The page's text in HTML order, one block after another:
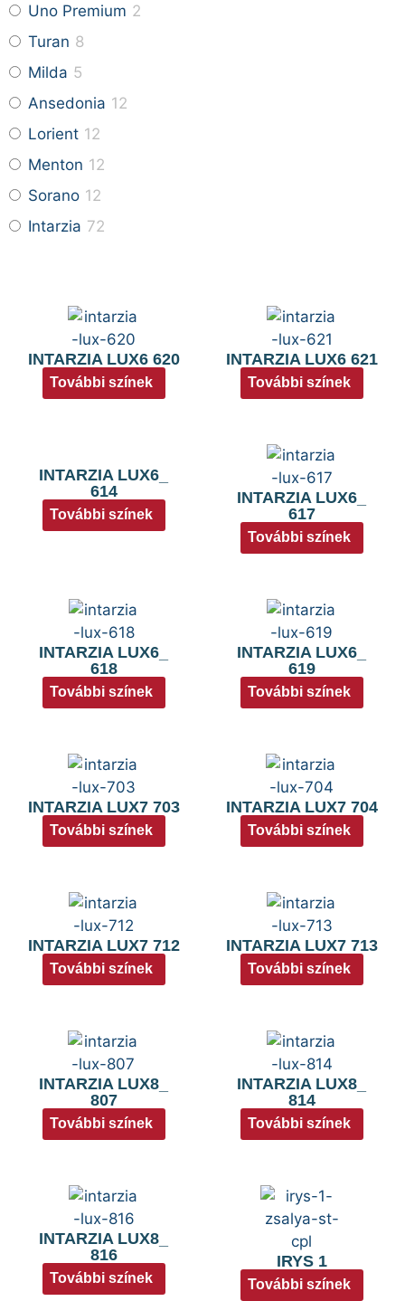
Uno Premium 2
Turan 8
Milda 5
Ansedonia 12
Lorient 12
Menton 12
Sorano 12
Intarzia 72
INTARZIA LUX6 620
További színek
INTARZIA LUX6 621
További színek
INTARZIA LUX6_
614
További színek
INTARZIA LUX6_
617
További színek
INTARZIA LUX6_
618
További színek
INTARZIA LUX6_
619
További színek
INTARZIA LUX7 703
További színek
INTARZIA LUX7 704
További színek
INTARZIA LUX7 712
További színek
INTARZIA LUX7 713
További színek
INTARZIA LUX8_
807
További színek
INTARZIA LUX8_
814
További színek
INTARZIA LUX8_
816
További színek
IRYS 1
További színek